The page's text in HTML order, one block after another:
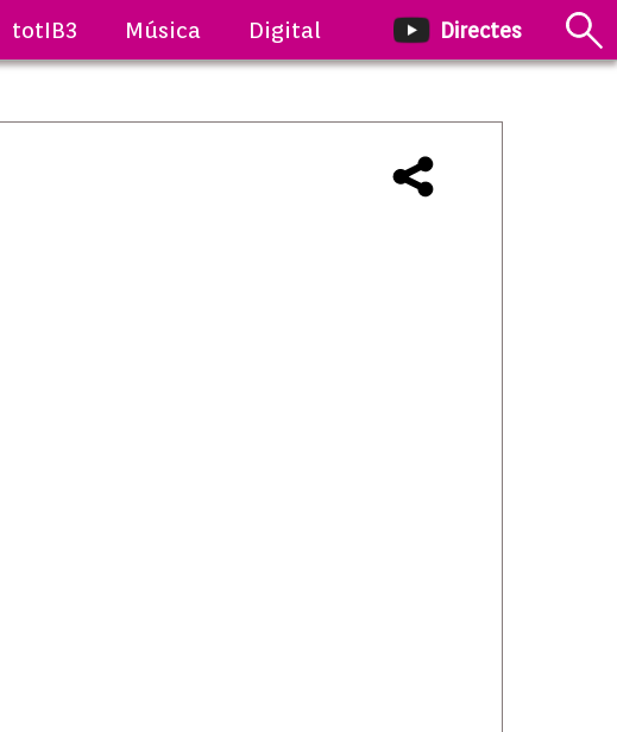
totIB3 Música Digital Directes